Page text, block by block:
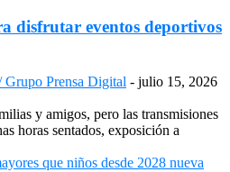
disfrutar eventos deportivos
Grupo Prensa Digital - julio 15, 2026
y amigos, pero las transmisiones
horas sentados, exposición a